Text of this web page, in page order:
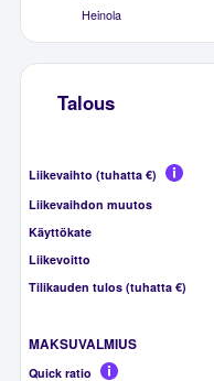
Heinola
Talous
Liikevaihto (tuhatta €)
Liikevaihdon muutos
Käyttökate
Liikevoitto
Tilikauden tulos (tuhatta €)
MAKSUVALMIUS
Quick ratio